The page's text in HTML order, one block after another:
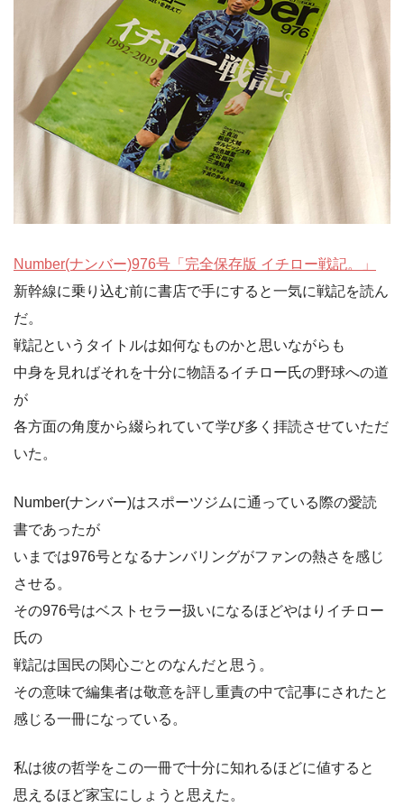
Number(ナンバー)976号「完全保存版 イチロー戦記。」
新幹線に乗り込む前に書店で手にすると一気に戦記を読ん
だ。
戦記というタイトルは如何なものかと思いながらも
中身を見ればそれを十分に物語るイチロー氏の野球への道
が
各方面の角度から綴られていて学び多く拝読させていただ
いた。
Number(ナンバー)はスポーツジムに通っている際の愛読
書であったが
いまでは976号となるナンバリングがファンの熱さを感じ
させる。
その976号はベストセラー扱いになるほどやはりイチロー
氏の
戦記は国民の関心ごとのなんだと思う。
その意味で編集者は敬意を評し重責の中で記事にされたと
感じる一冊になっている。
私は彼の哲学をこの一冊で十分に知れるほどに値すると
思えるほど家宝にしょうと思えた。